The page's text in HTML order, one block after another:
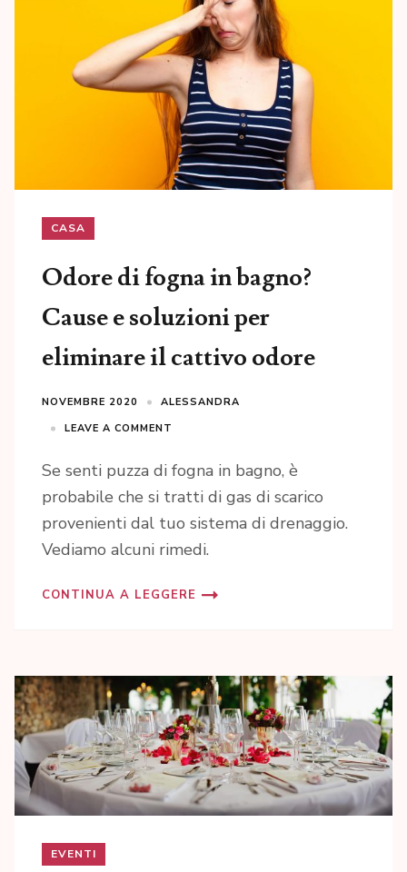
CASA
Odore di fogna in bagno?
Cause e soluzioni per
eliminare il cattivo odore
NOVEMBRE 2020
ALESSANDRA
LEAVE A COMMENT
Se senti puzza di fogna in bagno, è
probabile che si tratti di gas di scarico
provenienti dal tuo sistema di drenaggio.
Vediamo alcuni rimedi.
CONTINUA A LEGGERE
EVENTI